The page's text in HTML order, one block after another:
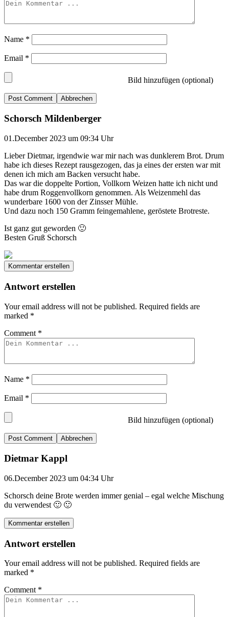
Name *
Email *
Bild hinzufügen (optional)
Abbrechen
Schorsch Mildenberger
01.December 2023 um 09:34 Uhr
Lieber Dietmar, irgendwie war mir nach was dunklerem Brot. Drum
habe ich dieses Rezept rausgezogen, das ja eines der ersten war mit
denen ich mich am Backen versucht habe.
Das war die doppelte Portion, Vollkorn Weizen hatte ich nicht und
habe drum Roggenvollkorn genommen. Als Weizenmehl das
wunderbare 1600 von der Zinsser Mühle.
Und dazu noch 150 Gramm feingemahlene, geröstete Brotreste.
Ist ganz gut geworden 🙂
Besten Gruß Schorsch
Kommentar erstellen
Antwort erstellen
Your email address will not be published. Required fields are
marked *
Comment *
Name *
Email *
Bild hinzufügen (optional)
Abbrechen
Dietmar Kappl
06.December 2023 um 04:34 Uhr
Schorsch deine Brote werden immer genial – egal welche Mischung
du verwendest 🙂 🙂
Kommentar erstellen
Antwort erstellen
Your email address will not be published. Required fields are
marked *
Comment *